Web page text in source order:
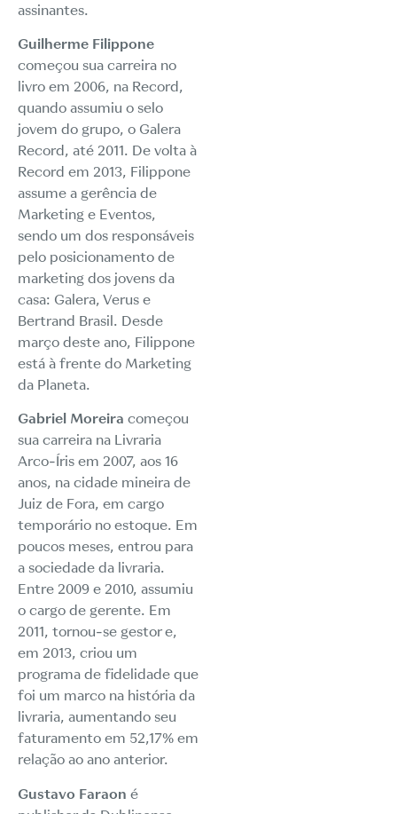
assinantes.
Guilherme Filippone
começou sua carreira no
livro em 2006, na Record,
quando assumiu o selo
jovem do grupo, o Galera
Record, até 2011. De volta à
Record em 2013, Filippone
assume a gerência de
Marketing e Eventos,
sendo um dos responsáveis
pelo posicionamento de
marketing dos jovens da
casa: Galera, Verus e
Bertrand Brasil. Desde
março deste ano, Filippone
está à frente do Marketing
da Planeta.
Gabriel Moreira começou
sua carreira na Livraria
Arco-Íris em 2007, aos 16
anos, na cidade mineira de
Juiz de Fora, em cargo
temporário no estoque. Em
poucos meses, entrou para
a sociedade da livraria.
Entre 2009 e 2010, assumiu
o cargo de gerente. Em
2011, tornou-se gestor e,
em 2013, criou um
programa de fidelidade que
foi um marco na história da
livraria, aumentando seu
faturamento em 52,17% em
relação ao ano anterior.
Gustavo Faraon é